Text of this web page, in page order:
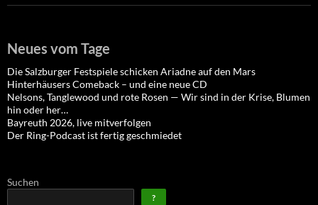
Neues vom Tage
Die Salzburger Festspiele schicken Ariadne auf den Mars
Hinterhäusers Comeback – und eine neue CD
Nelsons, Tanglewood und rote Rosen — Wir sind in der Krise, Blumen
hin oder her…
Bayreuth 2026, live mitverfolgen
Der Ring-Podcast ist fertig geschmiedet
Suchen
?